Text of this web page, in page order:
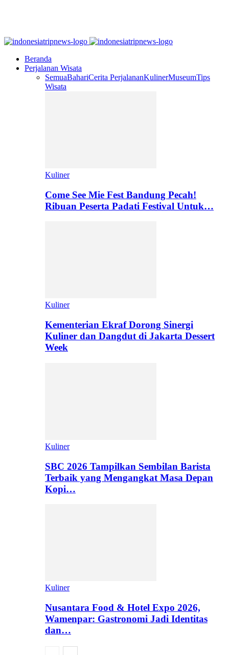
Beranda
Perjalanan Wisata
SemuaBahariCerita PerjalananKulinerMuseumTips
Wisata
Kuliner
Come See Mie Fest Bandung Pecah!
Ribuan Peserta Padati Festival Untuk…
Kuliner
Kementerian Ekraf Dorong Sinergi
Kuliner dan Dangdut di Jakarta Dessert
Week
Kuliner
SBC 2026 Tampilkan Sembilan Barista
Terbaik yang Mengangkat Masa Depan
Kopi…
Kuliner
Nusantara Food & Hotel Expo 2026,
Wamenpar: Gastronomi Jadi Identitas
dan…